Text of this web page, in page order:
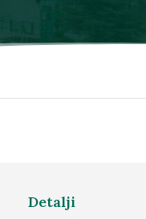
Detalji